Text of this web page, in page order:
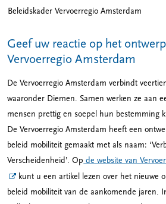
Beleidskader Vervoerregio Amsterdam
Geef uw reactie op het
Vervoerregio Amsterdam
De Vervoerregio Amsterdam verbindt
waaronder Diemen. Samen werken ze aan
mensen prettig en soepel hun bestemming
De Vervoerregio Amsterdam heeft een
beleid mobiliteit gemaakt met als naam:
Verscheidenheid’. Op de website van
kunt u een artikel lezen over het nieuwe
beleid mobiliteit van de aankomende jaren.